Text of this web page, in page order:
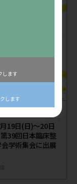
公開：2026/07/13
19日(日)～20日
39回日本臨床整
学術集会に出展
します
します